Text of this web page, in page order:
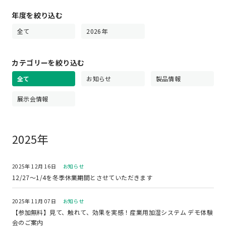
年度を絞り込む
全て 2026年
カテゴリーを絞り込む
全て お知らせ 製品情報
展示会情報
2025年
2025年 12月 16日 お知らせ
12/27～1/4を冬季休業期間とさせていただきます
2025年 11月 07日 お知らせ
【参加無料】見て、触れて、効果を実感！産業用加湿システム デモ体験
会のご案内